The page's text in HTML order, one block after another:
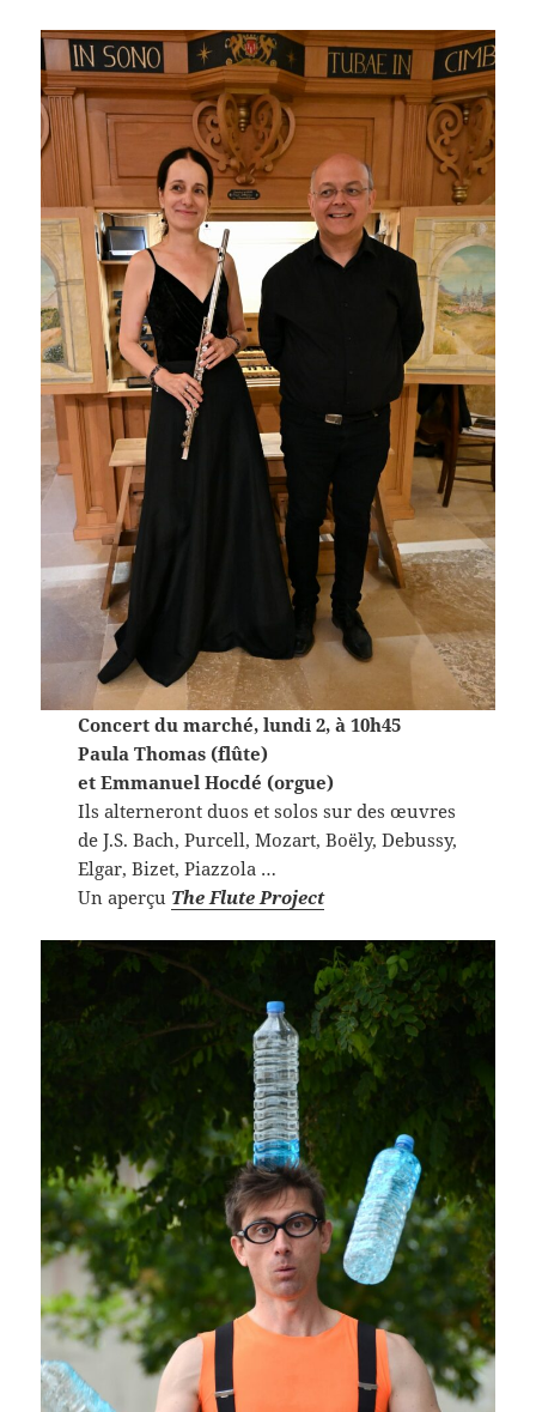
Concert du marché, lundi 2, à 10h45
Paula Thomas (flûte)
et Emmanuel Hocdé (orgue)
Ils alterneront duos et solos sur des œuvres
de J.S. Bach, Purcell, Mozart, Boëly, Debussy,
Elgar, Bizet, Piazzola …
Un aperçu The Flute Project